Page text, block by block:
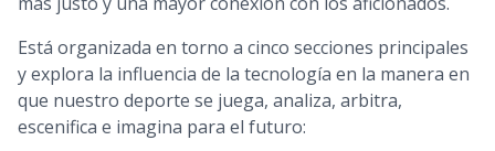
Está organizada en torno a cinco secciones principales
y explora la influencia de la tecnología en la manera en
que nuestro deporte se juega, analiza, arbitra,
escenifica e imagina para el futuro: